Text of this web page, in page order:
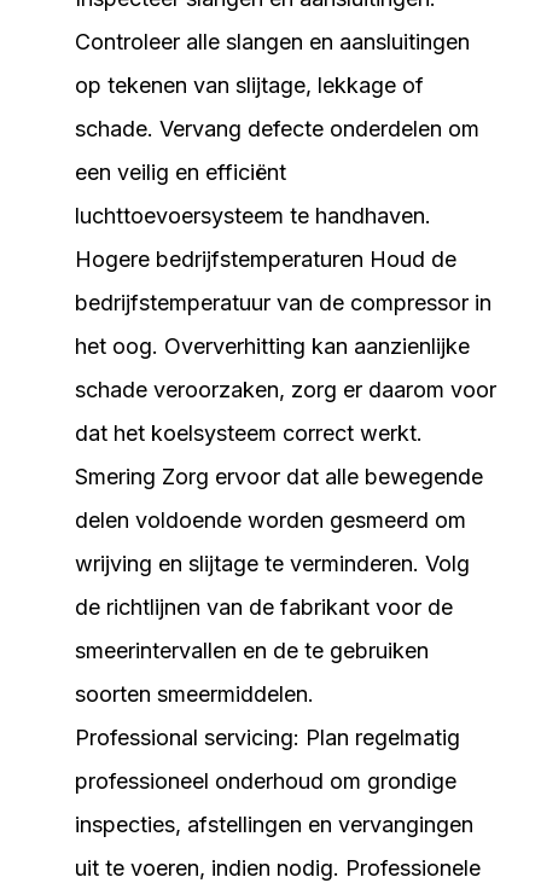
Controleer alle slangen en aansluitingen
op tekenen van slijtage, lekkage of
schade. Vervang defecte onderdelen om
een veilig en efficiënt
luchttoevoersysteem te handhaven.
Hogere bedrijfstemperaturen Houd de
bedrijfstemperatuur van de compressor in
het oog. Oververhitting kan aanzienlijke
schade veroorzaken, zorg er daarom voor
dat het koelsysteem correct werkt.
Smering Zorg ervoor dat alle bewegende
delen voldoende worden gesmeerd om
wrijving en slijtage te verminderen. Volg
de richtlijnen van de fabrikant voor de
smeerintervallen en de te gebruiken
soorten smeermiddelen.
Professional servicing: Plan regelmatig
professioneel onderhoud om grondige
inspecties, afstellingen en vervangingen
uit te voeren, indien nodig. Professionele